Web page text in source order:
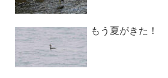
もう夏がきた！